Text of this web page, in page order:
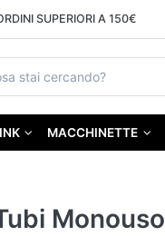
SUPERIORI A 150€
MACCHINETTE
Monouso